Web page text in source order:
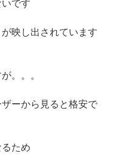
です
映し出されています
。。。
ーから見ると格安で
ため